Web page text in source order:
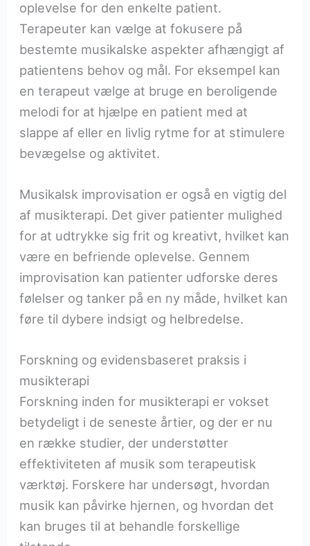
oplevelse for den enkelte patient.
Terapeuter kan vælge at fokusere på
bestemte musikalske aspekter afhængigt af
patientens behov og mål. For eksempel kan
en terapeut vælge at bruge en beroligende
melodi for at hjælpe en patient med at
slappe af eller en livlig rytme for at stimulere
bevægelse og aktivitet.
Musikalsk improvisation er også en vigtig del
af musikterapi. Det giver patienter mulighed
for at udtrykke sig frit og kreativt, hvilket kan
være en befriende oplevelse. Gennem
improvisation kan patienter udforske deres
følelser og tanker på en ny måde, hvilket kan
føre til dybere indsigt og helbredelse.
Forskning og evidensbaseret praksis i
musikterapi
Forskning inden for musikterapi er vokset
betydeligt i de seneste årtier, og der er nu
en række studier, der understøtter
effektiviteten af musik som terapeutisk
værktøj. Forskere har undersøgt, hvordan
musik kan påvirke hjernen, og hvordan det
kan bruges til at behandle forskellige